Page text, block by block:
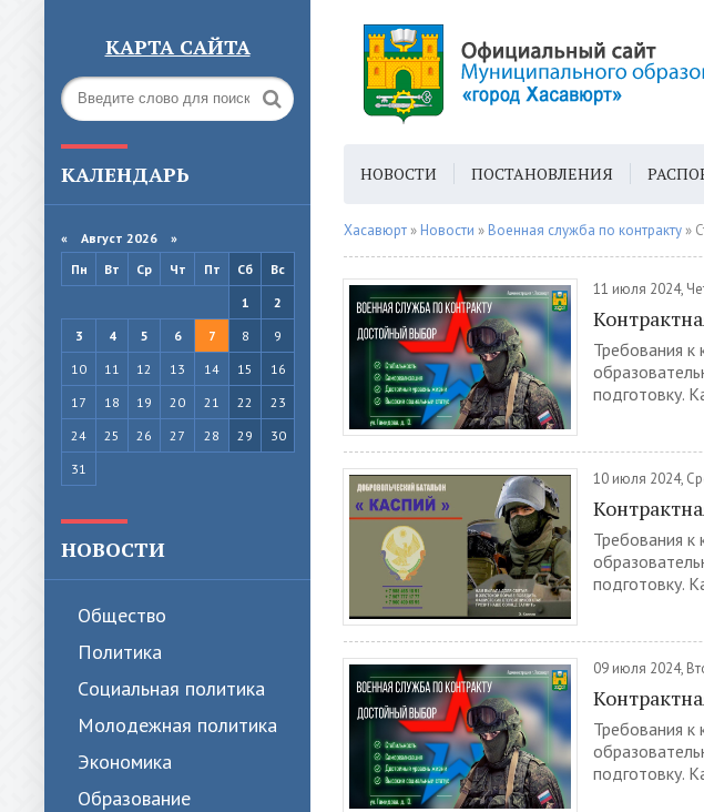
КАРТА САЙТА
КАЛЕНДАРЬ
« Август 2026 »
Пн
Вт Ср Чт Пт Сб
Вс
1
2
3
4 5 6 7 8
9
10
11 12 13 14 15
16
17
18 19 20 21 22
23
24
25 26 27 28 29
30
31
НОВОСТИ
Общество
Политика
Cоциальная политика
Молодежная политика
Экономика
Образование
НОВОСТИ ПОСТАНОВЛЕНИЯ
ГОРОДСКАЯ СРЕДА ГЕН. ПЛАН
Хасавюрт » Новости » Военная служба по контракту »
11 июля 2024,
Требования
подготовку.
10 июля 2024,
Требования
подготовку.
09 июля 2024,
Требования
подготовку.